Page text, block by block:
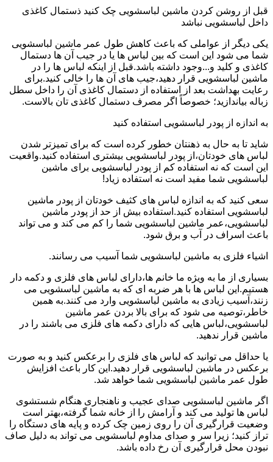
قبل از روشن کردن ماشین لباسشویی چک کنید ذستمال کاغذی
داخل لباسشویی نباشد
یکی دیگر از عواملی که باعث کاهش طول عمر ماشین لباسشویی
شما می شود این است که بین لباس ها یا در جیب آن ها دستمال
کاغذی و کلید و...وجود داشته باشد.قبل از اینکه لباس ها را در
ماشین لباسشویی قرار دهید،جیب های آن ها را خالی کنید.برای
رعایت بهداشت بعد از استفاده از دستمال کاغذی آن را داخل سطل
زباله بیاندازید؛ خصوصاً اگر مصرف دستمال کاغذی تان بالاست.
به اندازه از پودر لباسشویی استفاده کنید
شاید تا به حال به ذهنتان خطور کرده است که برای تمیزتر شدن
لباس های خودتان،از پودر لباسشویی بیشتری استفاده کنید.واقعیت
این است که نه استفاده کم از پودر لباسشویی برای ماشین
لباسشویی شما مفید است نه استفاده زیاد!
سعی کنید که به اندازه لباس های کثیف خودتان از پودر ماشین
لباسشویی استفاده کنید.استفاده بیش از حد از پودر ماشین
لباسشویی،عمر ماشین لباسشویی شما را کم می کند و می تواند
باعث اسراف در آب و برق شود.
اشیاء فلزی به ماشین لباسشویی شما آسیب می رسانند.
بسیاری از ما به ویژه ما خانم ها،دارای لباس های فلزی و دکمه دار
هستیم.این لباس ها با هر ضربه ای که به ماشین لباسشویی می
زنند،آسیب زیادی به ماشین لباسشویی وارد می کنند.به همین
خاطر،توصیه می شود که برای بالا بردن عمر ماشین
لباسشویی،لباس هایی که دارای دکمه های فلزی می باشند را در
ماشین قرار ندهید.
یا حداقل می توانید که لباس های فلزی را برعکس کنید و به صورت
برعکس در ماشین لباسشویی قرار دهید.این کار باعث افزایش
طول عمر ماشین لباسشویی شما خواهد شد.
اگر ماشین لباسشویی صدای عجیب و ناهنجاری هنگام شستشوی
لباس ها تولید می کند و آرامش را از خانه شما گرفته،بهتر است
وضعیت قرارگیری آن را روی زمین چک کرده و پایه های دستگاه را
تراز کنید؛ زیرا سر و صدای مداوم لباسشویی می تواند به دلیل صاف
نبودن محل قرارگیری آن رخ داده باشد.